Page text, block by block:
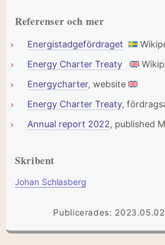
Referenser och mer
Energistadgefördraget
Energy Charter Treaty
Energycharter, website
Energy Charter Treaty,
Annual report 2022, published
Skribent
Johan Schlasberg
Publicerades: 2023.05.02